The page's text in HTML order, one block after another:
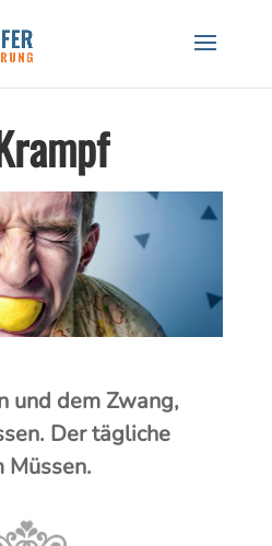
auf Workshops und
BREATH24
und dem Zwang,
Der tägliche
Müssen.